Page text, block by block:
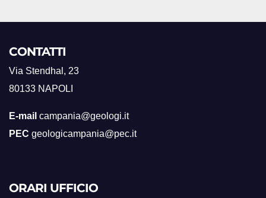
CONTATTI
Via Stendhal, 23
80133 NAPOLI
E-mail campania@geologi.it
PEC geologicampania@pec.it
ORARI UFFICIO